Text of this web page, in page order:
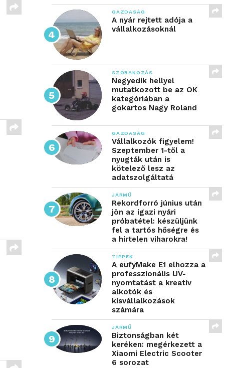
GAZDASÁG
A nyár rejtett adója a
vállalkozásoknál
SZÓRAKOZÁS
Negyedik hellyel
mutatkozott be az OK
kategóriában a
gokartos Nagy Roland
GAZDASÁG
Vállalkozók figyelem!
Szeptember 1-től a
nyugták után is
kötelező lesz az
adatszolgáltatá
JÁRMŰ
Rekordforró június után
jön az igazi nyári
próbatétel: készüljünk
fel a tartós hőségre és
a hirtelen viharokra!
TIPPEK
A eufyMake E1 elhozza a
professzionális UV-
nyomtatást a kreatív
alkotók és
kisvállalkozások
számára
JÁRMŰ
Biztonságban két
keréken: megérkezett a
Xiaomi Electric Scooter
6 sorozat